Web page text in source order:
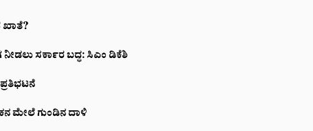
ಸರ್ಕಾರ ಬದ್ಧ: ಸಿಎಂ ಡಿಕೆಶಿ
ಮೇಲೆ ಗುಂಡಿನ ದಾಳಿ